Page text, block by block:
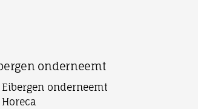
onderneemt
Eibergen onderneemt
Horeca